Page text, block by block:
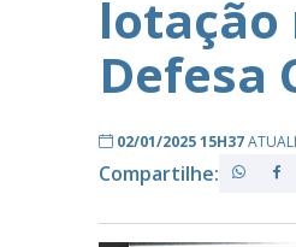
lotação
Defesa
02/01/2025 15H37
Compartilhe: